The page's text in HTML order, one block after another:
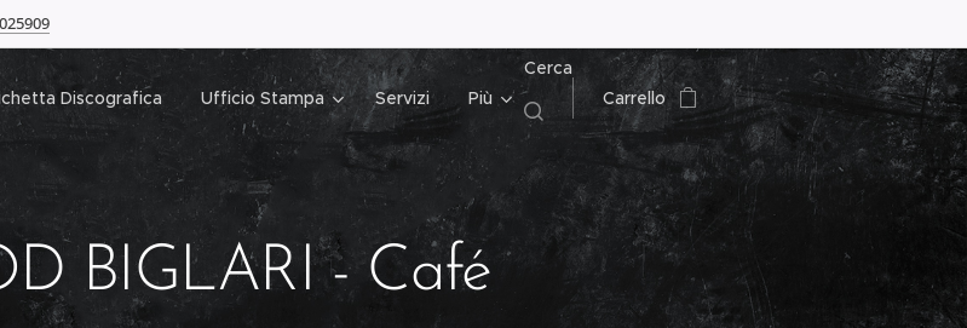
Discografica Ufficio Stampa Servizi Più
Cerca
Carrello
BIGLARI - Café